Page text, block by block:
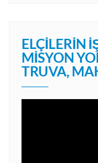
ELÇILERIN
MISYON
TRUVA,